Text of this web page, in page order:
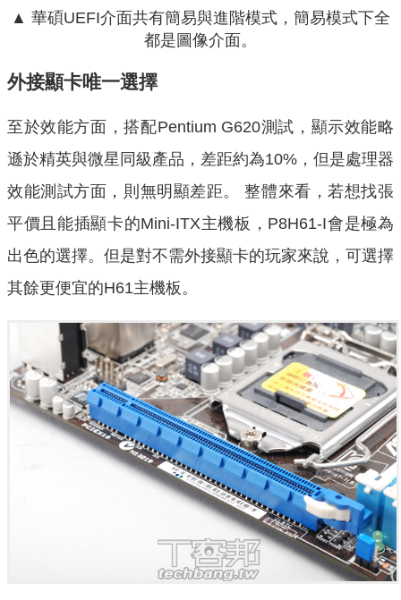
▲ 華碩UEFI介面共有簡易與進階模式，簡易模式下全
都是圖像介面。
外接顯卡唯一選擇
至於效能方面，搭配Pentium G620測試，顯示效能略
遜於精英與微星同級產品，差距約為10%，但是處理器
效能測試方面，則無明顯差距。 整體來看，若想找張
平價且能插顯卡的Mini-ITX主機板，P8H61-I會是極為
出色的選擇。但是對不需外接顯卡的玩家來說，可選擇
其餘更便宜的H61主機板。